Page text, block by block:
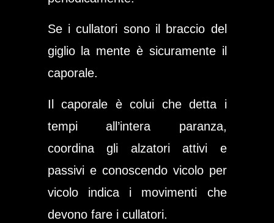
Se i cullatori sono il braccio del
giglio la mente è sicuramente il
caporale.
Il caporale è colui che detta i
tempi all’intera paranza,
coordina gli alzatori attivi e
passivi e conoscendo vicolo per
vicolo indica i movimenti che
devono fare i cullatori.